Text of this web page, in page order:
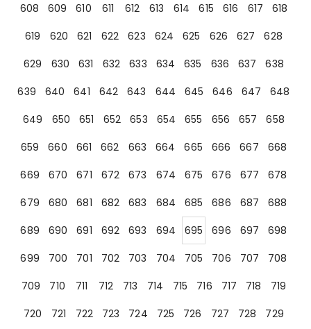
608
609 610 611 612 613 614 615 616 617
618
619
620 621 622 623 624 625 626 627
628
629
630 631 632 633 634 635 636 637
638
639
640 641 642 643 644 645 646 647
648
649
650 651 652 653 654 655 656 657
658
659
660 661 662 663 664 665 666 667
668
669
670 671 672 673 674 675 676 677
678
679
680 681 682 683 684 685 686 687
688
689
690 691 692 693 694 695 696 697
698
699
700 701 702 703 704 705 706 707
708
709
710 711 712 713 714 715 716 717 718
719
720
721 722 723 724 725 726 727 728
729